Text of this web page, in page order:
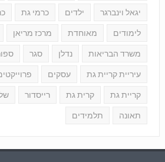
יגאל וינברגר ילדים כרמי גת
לימודים מאוחדת מרכז מריאן
משרד הבריאות נדלן סגר
עיריית קריית גת עסקים
קריית גת קרית גת רייסדור
תאונה תלמידים